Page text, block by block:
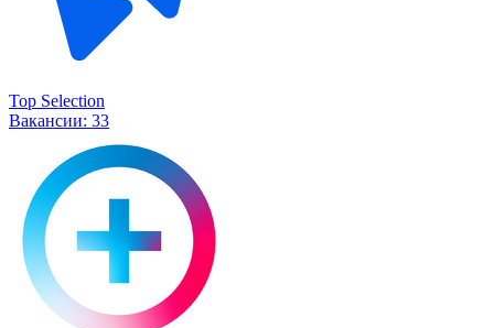
Top Selection
Вакансии: 33